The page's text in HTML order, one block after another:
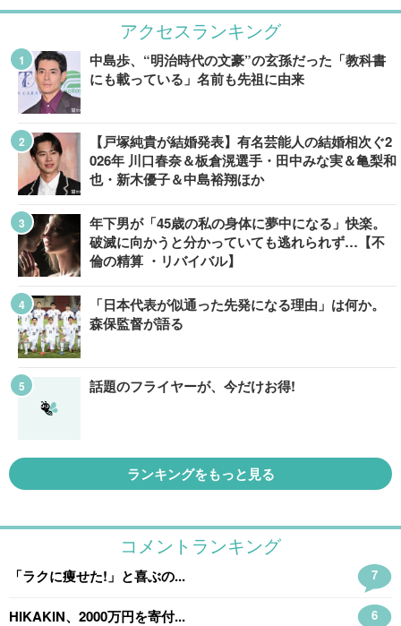
アクセスランキング
中島歩、“明治時代の文豪”の玄孫だった「教科書
にも載っている」名前も先祖に由来
【戸塚純貴が結婚発表】有名芸能人の結婚相次ぐ2
026年 川口春奈＆板倉滉選手・田中みな実＆亀梨和
也・新木優子＆中島裕翔ほか
年下男が「45歳の私の身体に夢中になる」快楽。
破滅に向かうと分かっていても逃れられず…【不
倫の精算 ・リバイバル】
「日本代表が似通った先発になる理由」は何か。
森保監督が語る
話題のフライヤーが、今だけお得!
ランキングをもっと見る